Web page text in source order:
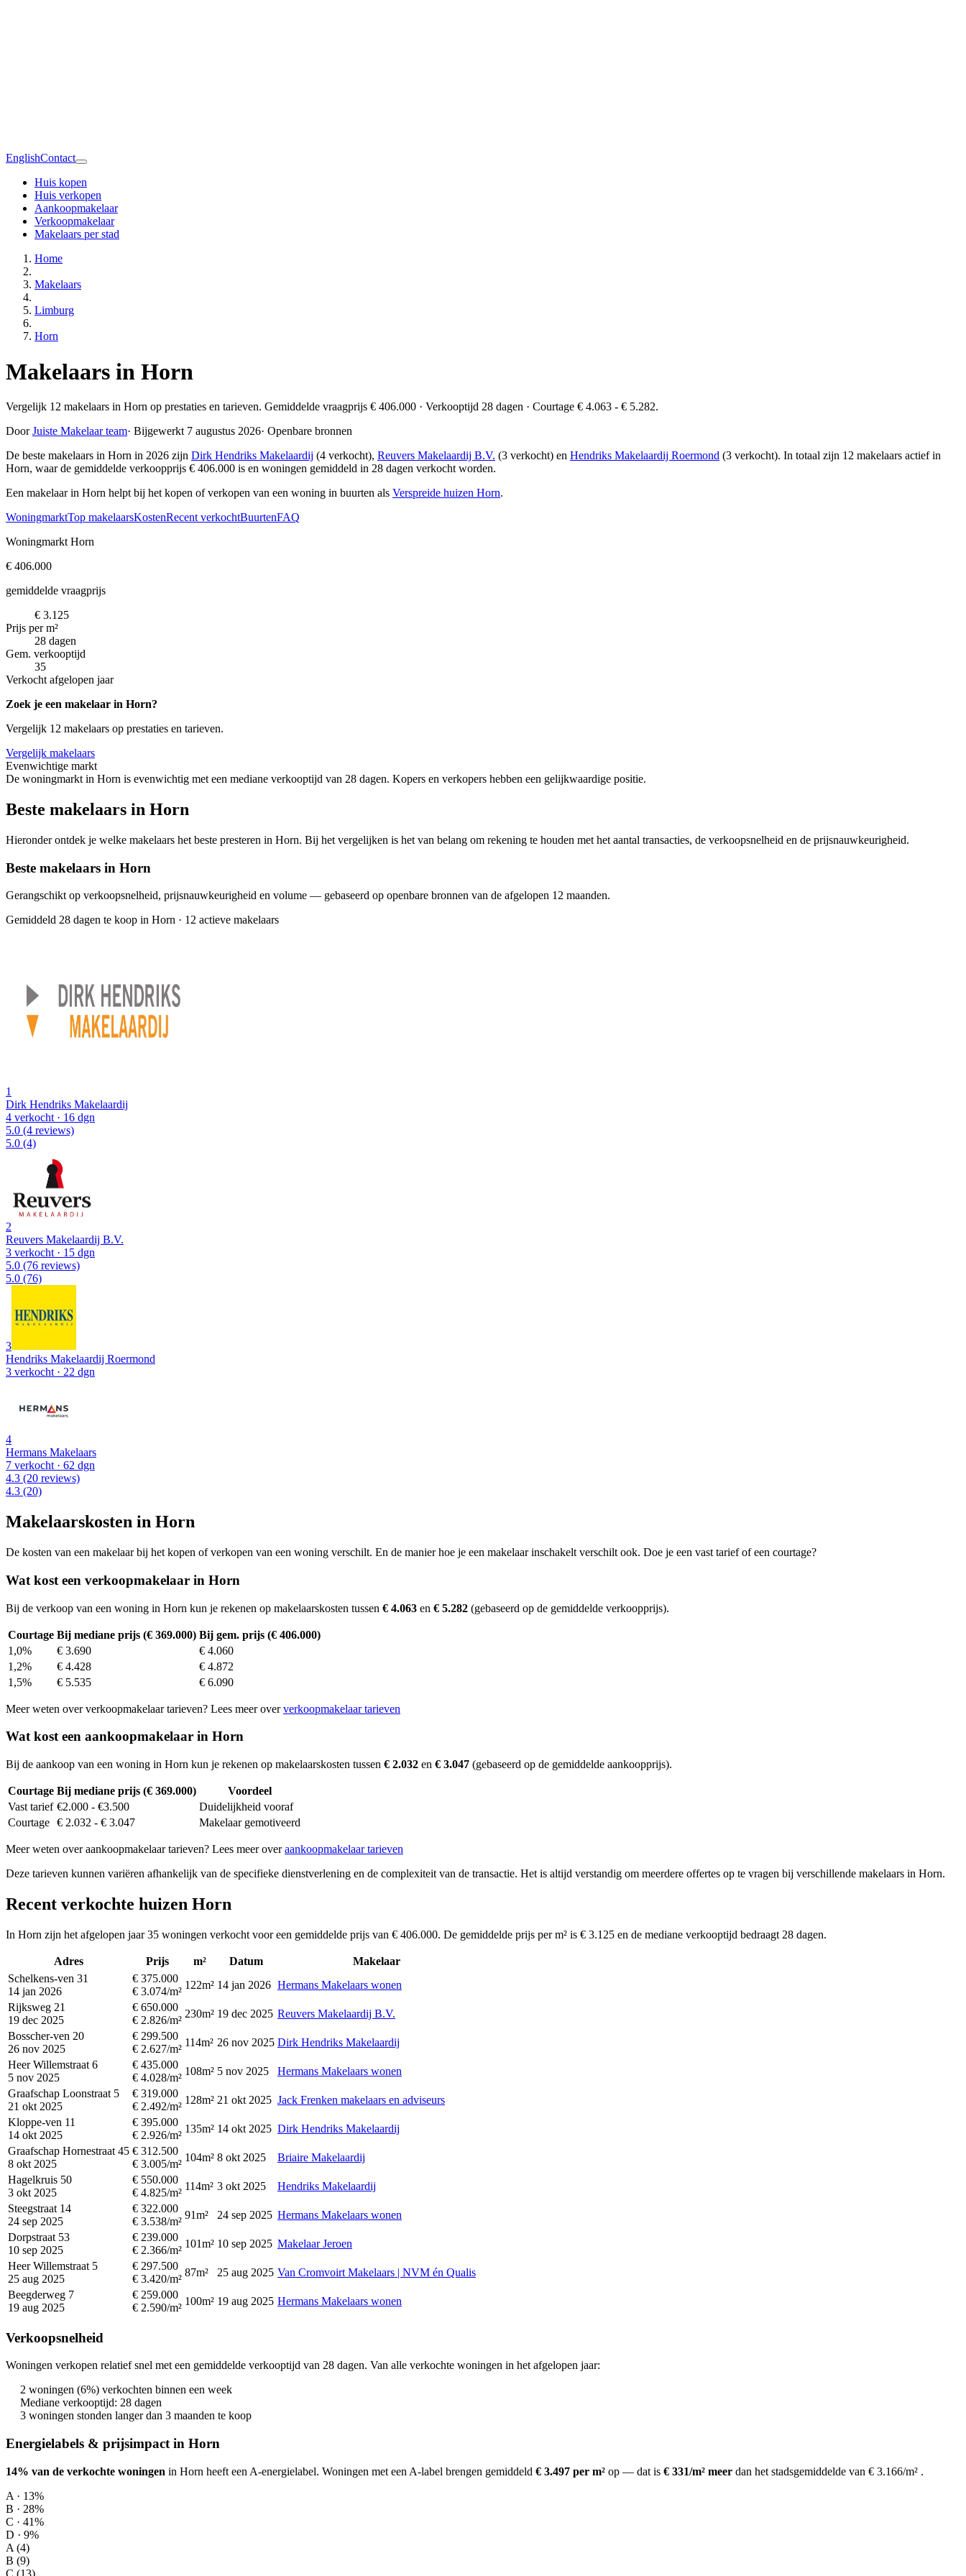
EnglishContact
Huis kopen
Huis verkopen
Aankoopmakelaar
Verkoopmakelaar
Makelaars per stad
Home
Makelaars
Limburg
Horn
Makelaars in Horn
Vergelijk 12 makelaars in Horn op prestaties en tarieven. Gemiddelde vraagprijs € 406.000 · Verkooptijd 28 dagen · Courtage € 4.063 - € 5.282.
DoorJuiste Makelaar team· Bijgewerkt 7 augustus 2026· Openbare bronnen
De beste makelaars in Horn in 2026 zijn Dirk Hendriks Makelaardij (4 verkocht), Reuvers Makelaardij B.V. (3 verkocht) en Hendriks Makelaardij Roermond (3 verkocht). In totaal zijn 12 makelaars actief in
Horn, waar de gemiddelde verkoopprijs € 406.000 is en woningen gemiddeld in 28 dagen verkocht worden.
Een makelaar in Horn helpt bij het kopen of verkopen van een woning in buurten als Verspreide huizen Horn.
WoningmarktTop makelaarsKostenRecent verkochtBuurtenFAQ
Woningmarkt Horn
€ 406.000
gemiddelde vraagprijs
€ 3.125
Prijs per m²
28 dagen
Gem. verkooptijd
35
Verkocht afgelopen jaar
Zoek je een makelaar in Horn?
Vergelijk 12 makelaars op prestaties en tarieven.
Vergelijk makelaars
Evenwichtige markt
De woningmarkt in Horn is evenwichtig met een mediane verkooptijd van 28 dagen. Kopers en verkopers hebben een gelijkwaardige positie.
Beste makelaars in Horn
Hieronder ontdek je welke makelaars het beste presteren in Horn. Bij het vergelijken is het van belang om rekening te houden met het aantal transacties, de verkoopsnelheid en de prijsnauwkeurigheid.
Beste makelaars in Horn
Gerangschikt op verkoopsnelheid, prijsnauwkeurigheid en volume — gebaseerd op openbare bronnen van de afgelopen 12 maanden.
Gemiddeld 28 dagen te koop in Horn · 12 actieve makelaars
1
Dirk Hendriks Makelaardij
4 verkocht · 16 dgn
5.0 (4 reviews)
5.0 (4)
2
Reuvers Makelaardij B.V.
3 verkocht · 15 dgn
5.0 (76 reviews)
5.0 (76)
3
Hendriks Makelaardij Roermond
3 verkocht · 22 dgn
4
Hermans Makelaars
7 verkocht · 62 dgn
4.3 (20 reviews)
4.3 (20)
Makelaarskosten in Horn
De kosten van een makelaar bij het kopen of verkopen van een woning verschilt. En de manier hoe je een makelaar inschakelt verschilt ook. Doe je een vast tarief of een courtage?
Wat kost een verkoopmakelaar in Horn
Bij de verkoop van een woning in Horn kun je rekenen op makelaarskosten tussen € 4.063 en € 5.282 (gebaseerd op de gemiddelde verkoopprijs).
Courtage Bij mediane prijs (€ 369.000) Bij gem. prijs (€ 406.000)
1,0%
€ 3.690
€ 4.060
1,2%
€ 4.428
€ 4.872
1,5%
€ 5.535 € 6.090
Meer weten over verkoopmakelaar tarieven? Lees meer oververkoopmakelaar tarieven
Wat kost een aankoopmakelaar in Horn
Bij de aankoop van een woning in Horn kun je rekenen op makelaarskosten tussen € 2.032 en € 3.047 (gebaseerd op de gemiddelde aankoopprijs).
Courtage Bij mediane prijs (€ 369.000)
Voordeel
Vast tarief €2.000 - €3.500
Duidelijkheid vooraf
Courtage € 2.032 - € 3.047 Makelaar gemotiveerd
Meer weten over aankoopmakelaar tarieven? Lees meer overaankoopmakelaar tarieven
Deze tarieven kunnen variëren afhankelijk van de specifieke dienstverlening en de complexiteit van de transactie. Het is altijd verstandig om meerdere offertes op te vragen bij verschillende makelaars in Horn.
Recent verkochte huizen Horn
In Horn zijn het afgelopen jaar 35 woningen verkocht voor een gemiddelde prijs van € 406.000. De gemiddelde prijs per m² is € 3.125 en de mediane verkooptijd bedraagt 28 dagen.
Adres Prijs m² Datum
Makelaar
Schelkens-ven 31
14 jan 2026
€ 375.000
€ 3.074/m²
122m² 14 jan 2026 Hermans Makelaars wonen
Rijksweg 21
19 dec 2025
€ 650.000
€ 2.826/m²
230m² 19 dec 2025 Reuvers Makelaardij B.V.
Bosscher-ven 20
26 nov 2025
€ 299.500
€ 2.627/m²
114m² 26 nov 2025 Dirk Hendriks Makelaardij
Heer Willemstraat 6
5 nov 2025
€ 435.000
€ 4.028/m²
108m² 5 nov 2025
Hermans Makelaars wonen
Graafschap Loonstraat 5
21 okt 2025
€ 319.000
€ 2.492/m²
128m² 21 okt 2025 Jack Frenken makelaars en adviseurs
Kloppe-ven 11
14 okt 2025
€ 395.000
€ 2.926/m²
135m² 14 okt 2025 Dirk Hendriks Makelaardij
Graafschap Hornestraat 45
8 okt 2025
€ 312.500
€ 3.005/m²
104m² 8 okt 2025
Briaire Makelaardij
Hagelkruis 50
3 okt 2025
€ 550.000
€ 4.825/m²
114m² 3 okt 2025
Hendriks Makelaardij
Steegstraat 14
24 sep 2025
€ 322.000
€ 3.538/m²
91m² 24 sep 2025 Hermans Makelaars wonen
Dorpstraat 53
10 sep 2025
€ 239.000
€ 2.366/m²
101m² 10 sep 2025 Makelaar Jeroen
Heer Willemstraat 5
25 aug 2025
€ 297.500
€ 3.420/m²
87m² 25 aug 2025 Van Cromvoirt Makelaars | NVM én Qualis
Beegderweg 7
19 aug 2025
€ 259.000
€ 2.590/m²
100m² 19 aug 2025 Hermans Makelaars wonen
Verkoopsnelheid
Woningen verkopen relatief snel met een gemiddelde verkooptijd van 28 dagen. Van alle verkochte woningen in het afgelopen jaar:
2 woningen (6%) verkochten binnen een week
Mediane verkooptijd: 28 dagen
3 woningen stonden langer dan 3 maanden te koop
Energielabels & prijsimpact in Horn
14% van de verkochte woningen in Horn heeft een A-energielabel. Woningen met een A-label brengen gemiddeld € 3.497 per m² op — dat is € 331/m² meer dan het stadsgemiddelde van € 3.166/m² .
A · 13%
B · 28%
C · 41%
D · 9%
A (4)
B (9)
C (13)